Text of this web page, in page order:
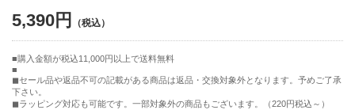
5,390円
購入金額が税込11,000円以上で送料無料
◼︎セール品や返品不可の記載がある商品は返品・交換対象外となります。予めご了承
下さい。
◼︎ラッピング対応も可能です。一部対象外の商品もございます。（220円税込～）